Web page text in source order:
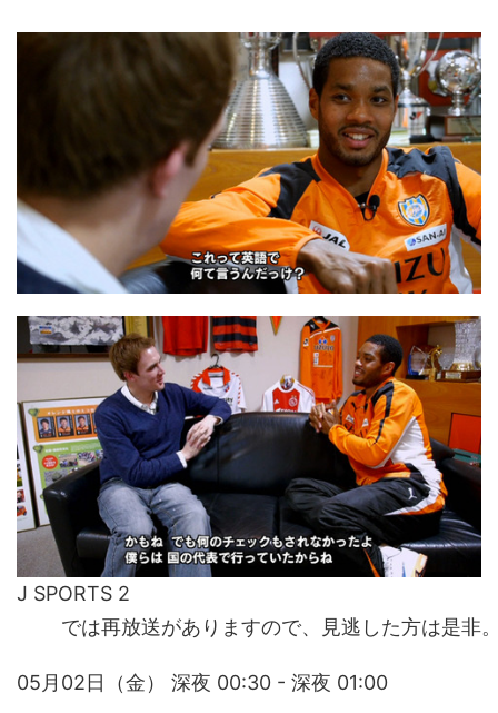
J SPORTS 2
では再放送がありますので、見逃した方は是非
05月02日（金） 深夜 00:30 - 深夜 01:00